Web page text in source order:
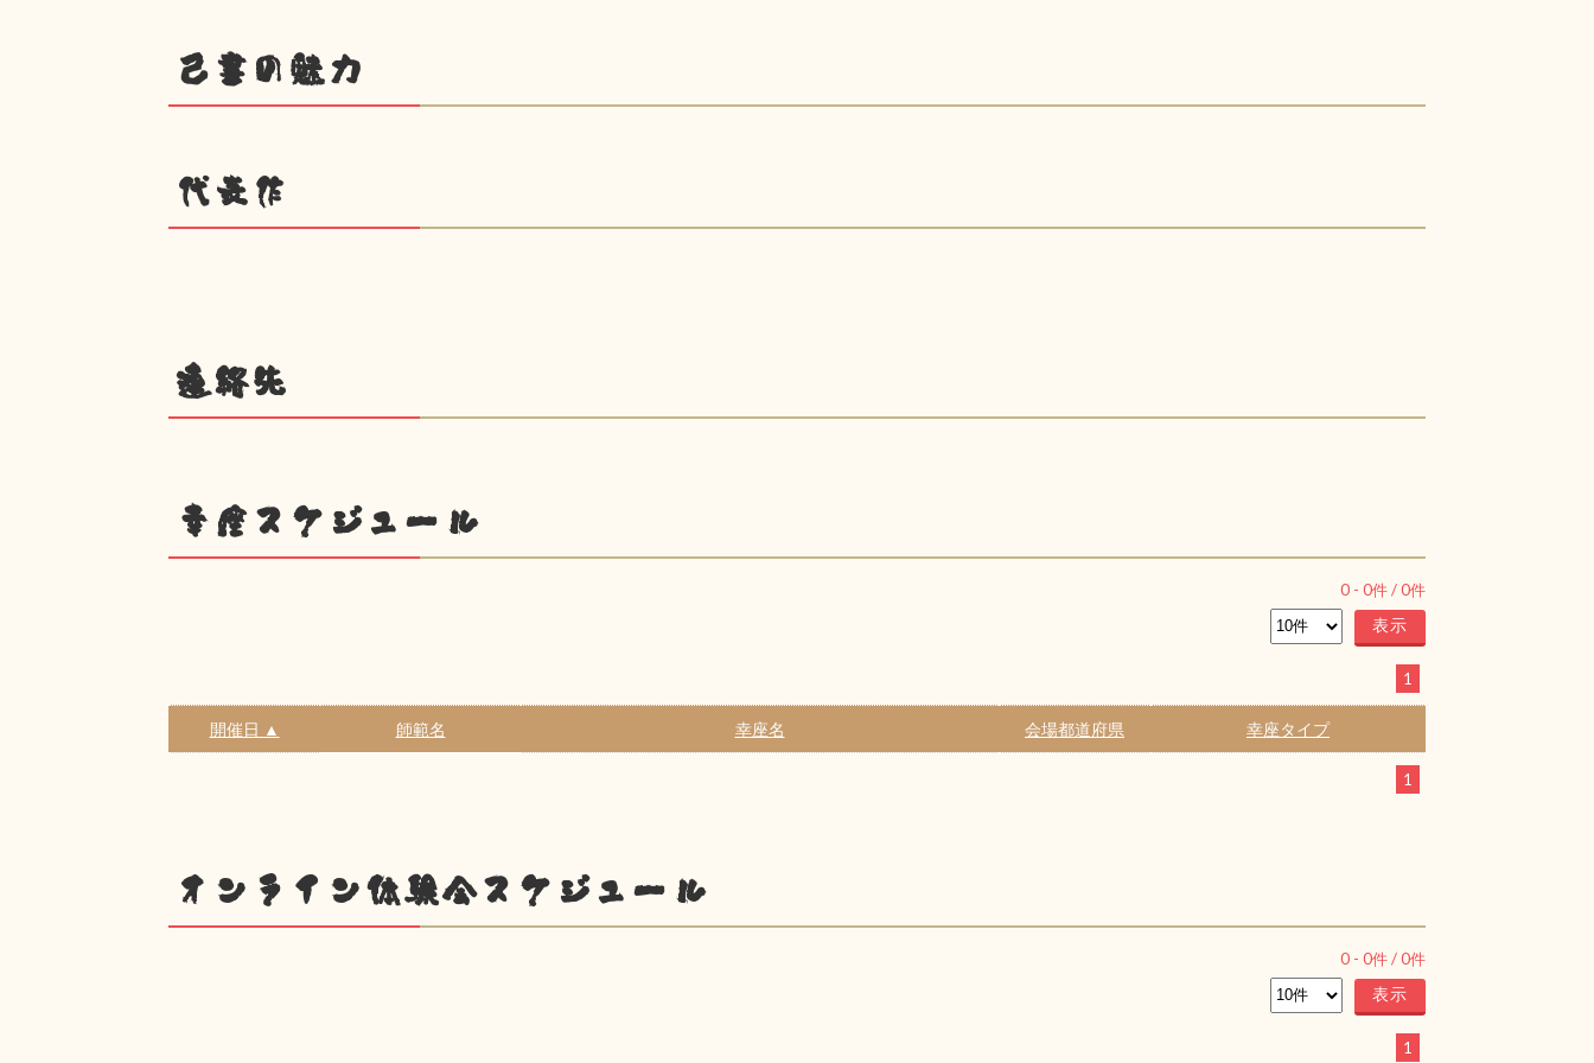
己書の魅力
代表作
連絡先
幸座スケジュール
0 - 0件 /0件
1
開催日 ▲ 師範名 幸座名 会場都道府県 幸座タイプ
1
オンライン体験会スケジュール
0 - 0件 /0件
1